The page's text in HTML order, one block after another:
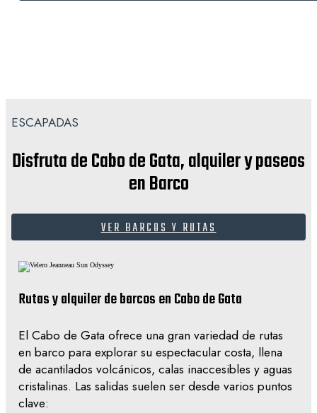
ESCAPADAS
Disfruta de Cabo de Gata, alquiler y paseos
en Barco
VER BARCOS Y RUTAS
Rutas y alquiler de barcos en Cabo de Gata
El Cabo de Gata ofrece una gran variedad de rutas
en barco para explorar su espectacular costa, llena
de acantilados volcánicos, calas inaccesibles y aguas
cristalinas. Las salidas suelen ser desde varios puntos
clave: